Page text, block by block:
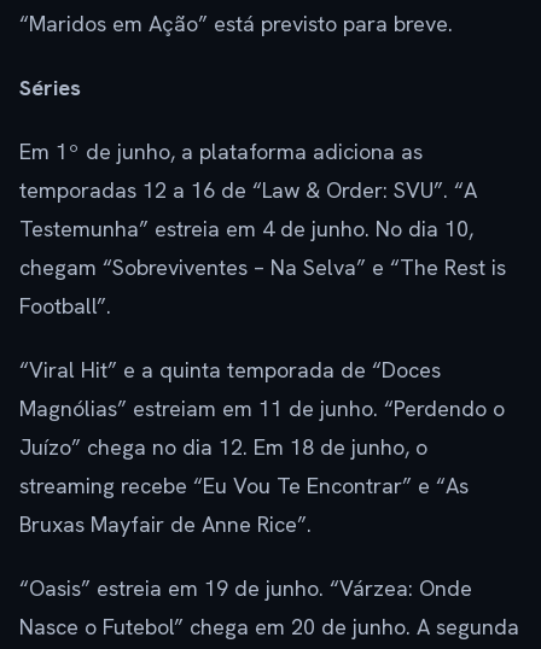
“Maridos em Ação” está previsto para breve.
Séries
Em 1º de junho, a plataforma adiciona as
temporadas 12 a 16 de “Law & Order: SVU”. “A
Testemunha” estreia em 4 de junho. No dia 10,
chegam “Sobreviventes – Na Selva” e “The Rest is
Football”.
“Viral Hit” e a quinta temporada de “Doces
Magnólias” estreiam em 11 de junho. “Perdendo o
Juízo” chega no dia 12. Em 18 de junho, o
streaming recebe “Eu Vou Te Encontrar” e “As
Bruxas Mayfair de Anne Rice”.
“Oasis” estreia em 19 de junho. “Várzea: Onde
Nasce o Futebol” chega em 20 de junho. A segunda